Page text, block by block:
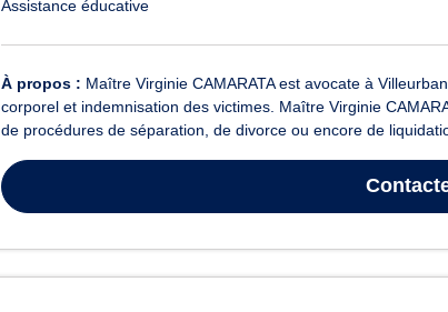
Assistance éducative
À propos : Maître Virginie CAMARATA est avocate à
corporel et indemnisation des victimes. Maître Virginie
de procédures de séparation, de divorce ou encore de